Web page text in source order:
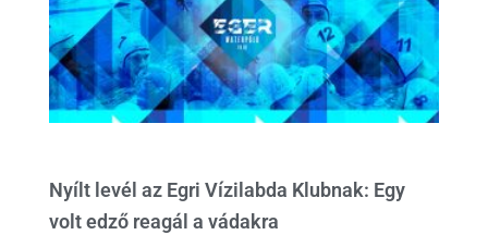
Nyílt levél az Egri Vízilabda Klubnak: Egy
volt edző reagál a vádakra